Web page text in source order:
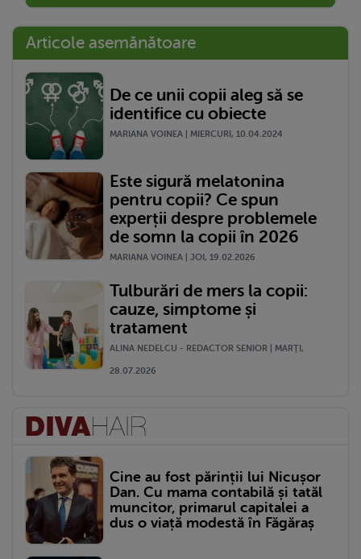
Articole asemănătoare
De ce unii copii aleg să se
identifice cu obiecte
MARIANA VOINEA | MIERCURI, 10.04.2024
Este sigură melatonina
pentru copii? Ce spun
experții despre problemele
de somn la copii în 2026
MARIANA VOINEA | JOI, 19.02.2026
Tulburări de mers la copii:
cauze, simptome și
tratament
ALINA NEDELCU - REDACTOR SENIOR | MARŢI,
28.07.2026
Cine au fost părinții lui Nicușor
Dan. Cu mama contabilă și tatăl
muncitor, primarul capitalei a
dus o viață modestă în Făgăraș